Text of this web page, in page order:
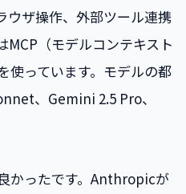
ウザ操作、外部ツール連携
MCP（モデルコンテキスト
使っています。モデルの都
、Gemini 2.5 Pro、
かったです。Anthropicが